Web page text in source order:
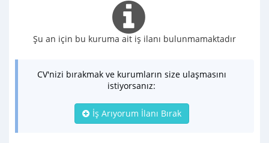
Şu an için bu kuruma ait iş ilanı bulunmamaktadır
CV'nizi bırakmak ve kurumların size ulaşmasını
istiyorsanız:
İş Arıyorum İlanı Bırak